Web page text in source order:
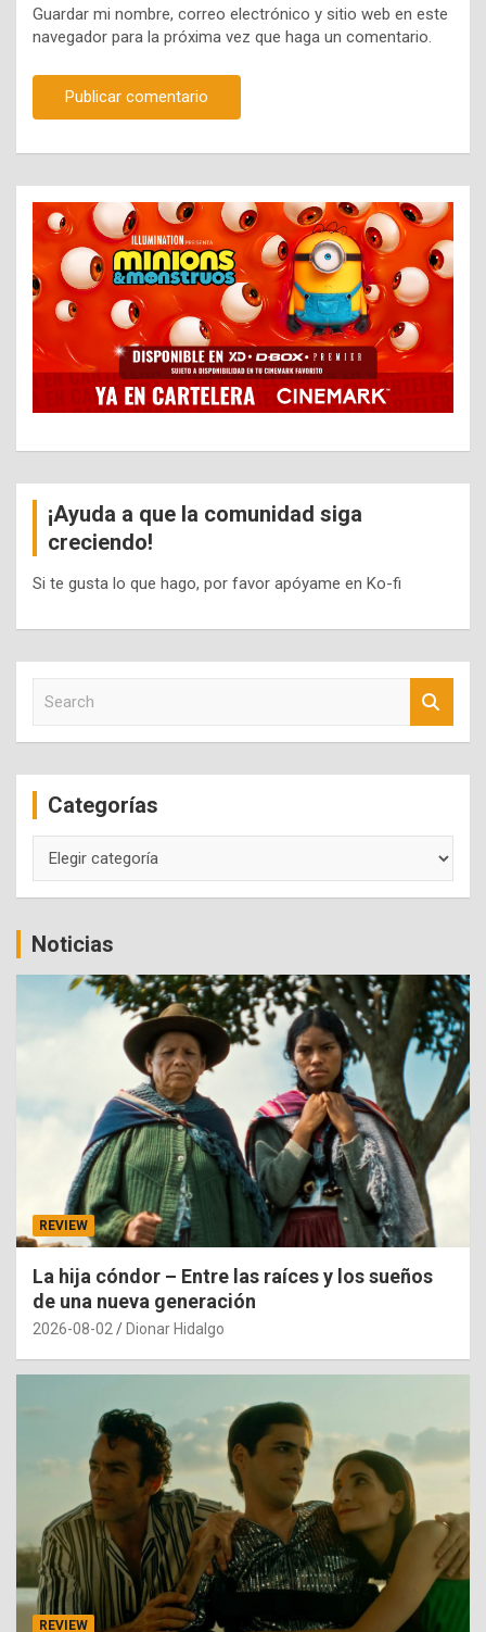
Guardar mi nombre, correo electrónico y sitio web en este
navegador para la próxima vez que haga un comentario.
¡Ayuda a que la comunidad siga
creciendo!
Si te gusta lo que hago, por favor apóyame en Ko-fi
c
Categorías
Noticias
REVIEW
La hija cóndor – Entre las raíces y los sueños
de una nueva generación
2026-08-02 Dionar Hidalgo
REVIEW